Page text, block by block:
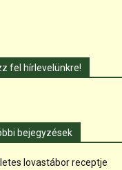
fel hírlevelünkre!
bejegyzések
lovastábor receptje